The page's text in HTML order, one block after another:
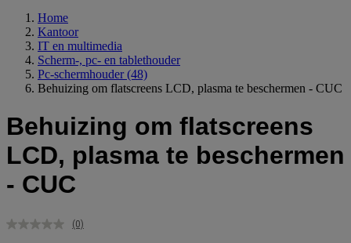
Home
Kantoor
IT en multimedia
Scherm-, pc- en tablethouder
Pc-schermhouder (48)
Behuizing om flatscreens LCD, plasma te beschermen - CUC
Behuizing om flatscreens
LCD, plasma te beschermen
- CUC
Geen
(0)